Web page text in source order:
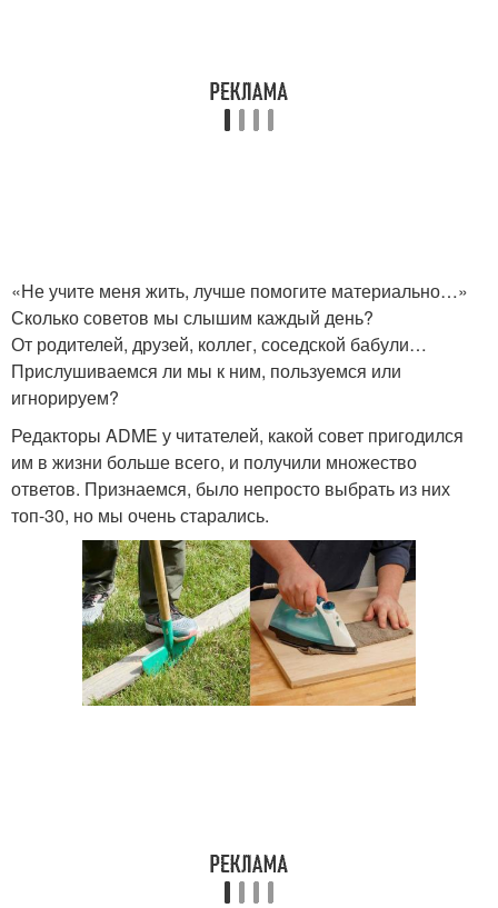
«Не учите меня жить, лучше помогите материально…»
Сколько советов мы слышим каждый день?
От родителей, друзей, коллег, соседской бабули…
Прислушиваемся ли мы к ним, пользуемся или
игнорируем?
Редакторы ADME у читателей, какой совет пригодился
им в жизни больше всего, и получили множество
ответов. Признаемся, было непросто выбрать из них
топ-30, но мы очень старались.